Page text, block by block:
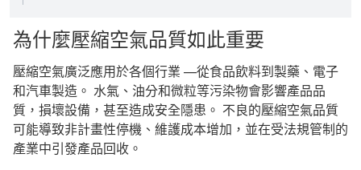
為什麼壓縮空氣品質如此重要
壓縮空氣廣泛應用於各個行業 —從食品飲料到製藥、電子
和汽車製造。 水氣、油分和微粒等污染物會影響產品品
質，損壞設備，甚至造成安全隱患。 不良的壓縮空氣品質
可能導致非計畫性停機、維護成本增加，並在受法規管制的
產業中引發產品回收。